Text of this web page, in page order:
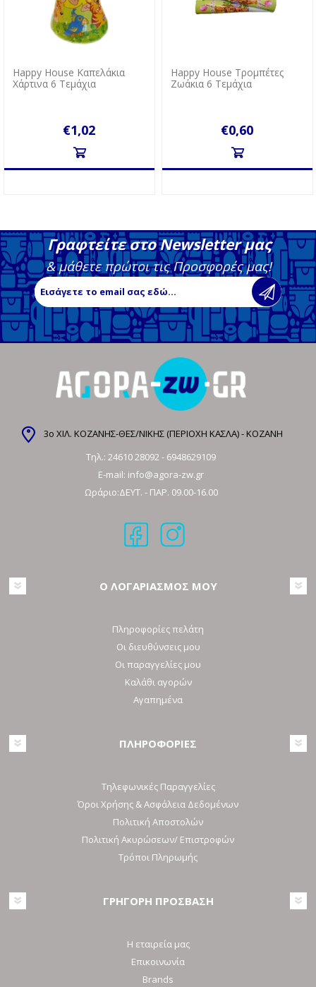
Happy House Καπελάκια
Χάρτινα 6 Τεμάχια
€1,02
Happy House Τρομπέτες
Ζωάκια 6 Τεμάχια
€0,60
Γραφτείτε στο Newsletter μας
& μάθετε πρώτοι τις Προσφορές μας!
3ο ΧΙΛ. ΚΟΖΑΝΗΣ-ΘΕΣ/ΝΙΚΗΣ (ΠΕΡΙΟΧΗ ΚΑΣΛΑ) - ΚΟΖΑΝΗ
Τηλ.: 24610 28092- 6948629109
E-mail: info@agora-zw.gr
Ωράριο:ΔΕΥΤ. - ΠΑΡ. 09.00-16.00
Ο ΛΟΓΑΡΙΑΣΜΟΣ ΜΟΥ
Πληροφορίες πελάτη
Οι διευθύνσεις μου
Οι παραγγελίες μου
Καλάθι αγορών
Αγαπημένα
ΠΛΗΡΟΦΟΡΙΕΣ
Τηλεφωνικές Παραγγελίες
Όροι Χρήσης & Ασφάλεια Δεδομένων
Πολιτική Αποστολών
Πολιτική Ακυρώσεων/ Επιστροφών
Τρόποι Πληρωμής
ΓΡΗΓΟΡΗ ΠΡΟΣΒΑΣΗ
Η εταιρεία μας
Επικοινωνία
Brands